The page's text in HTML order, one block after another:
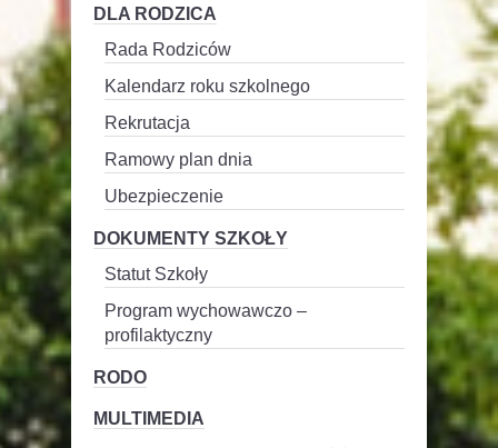
DLA RODZICA
Rada Rodziców
Kalendarz roku szkolnego
Rekrutacja
Ramowy plan dnia
Ubezpieczenie
DOKUMENTY SZKOŁY
Statut Szkoły
Program wychowawczo –
profilaktyczny
RODO
MULTIMEDIA